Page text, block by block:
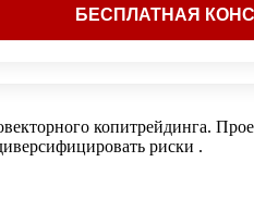
копитрейдинга.
риски .